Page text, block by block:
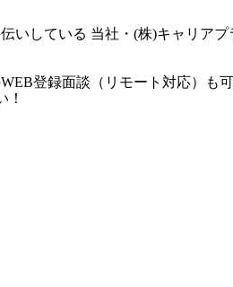
している 当社・(株)キャリア
登録面談（リモート対応）も可
！